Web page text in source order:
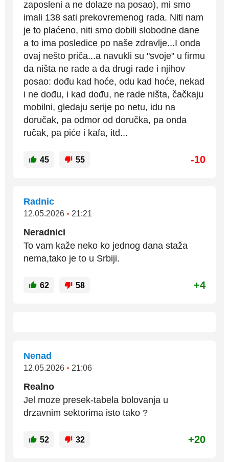
zaposleni a ne dolaze na posao), mi smo
imali 138 sati prekovremenog rada. Niti nam
je to plaćeno, niti smo dobili slobodne dane
a to ima posledice po naše zdravlje...I onda
ovaj nešto priča...a navukli su "svoje" u firmu
da ništa ne rade a da drugi rade i njihov
posao: dođu kad hoće, odu kad hoće, nekad
i ne dođu, i kad dođu, ne rade ništa, čačkaju
mobilni, gledaju serije po netu, idu na
doručak, pa odmor od doručka, pa onda
ručak, pa piće i kafa, itd...
45 55 -10
Radnic
12.05.2026 • 21:21
Neradnici
To vam kaže neko ko jednog dana staža
nema,tako je to u Srbiji.
62 58 +4
Nenad
12.05.2026 • 21:06
Realno
Jel moze presek-tabela bolovanja u
drzavnim sektorima isto tako ?
52 32 +20